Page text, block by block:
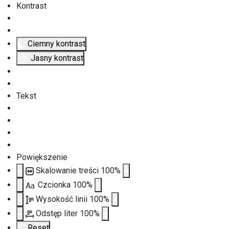
Kontrast
Ciemny kontrast
Jasny kontrast
Tekst
Powiększenie
Skalowanie treści 100%
Aa Czcionka 100%
Wysokość linii 100%
Odstęp liter 100%